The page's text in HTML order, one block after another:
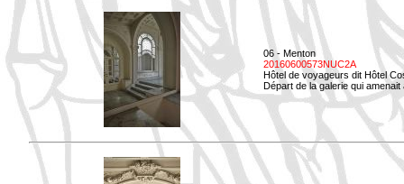
06 - Menton
20160600573NUC2A
Hôtel de voyageurs dit Hôtel
Départ de la galerie qui